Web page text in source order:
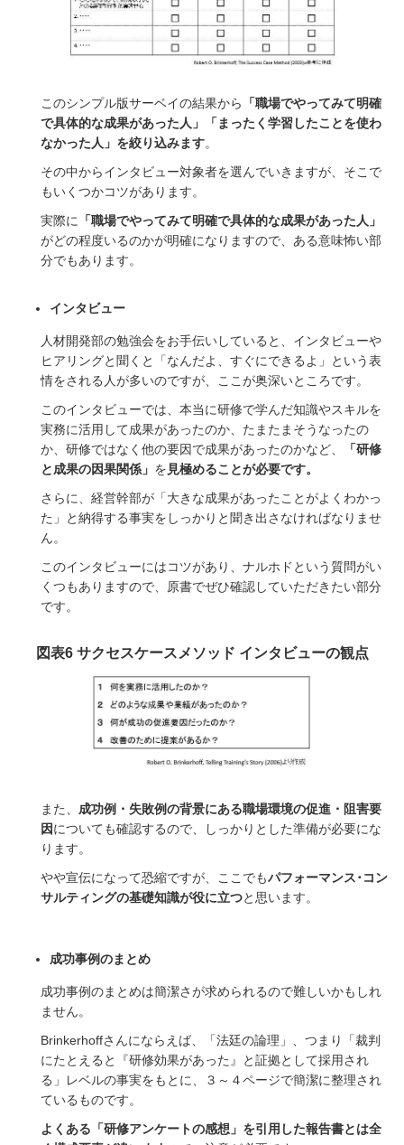
このシンプル版サーベイの結果から
「職場でやってみて明確
で具体的な成果があった人」「まったく学習したことを使わ
なかった人」を絞り込みます。
その中からインタビュー対象者を選んでいきますが、そこで
もいくつかコツがあります。
実際に 「職場でやってみて明確で具体的な成果があった人」
がどの程度いるのかが明確になりますので、ある意味怖い部
分でもあります。
インタビュー
人材開発部の勉強会をお手伝いしていると、インタビューや
ヒアリングと聞くと「なんだよ、すぐにできるよ」という表
情をされる人が多いのですが、ここが奥深いところです。
このインタビューでは、本当に研修で学んだ知識やスキルを
実務に活用して成果があったのか、たまたまそうなったの
か、研修ではなく他の要因で成果があったのかなど、
「研修
と成果の因果関係」 を見極めることが必要です。
さらに、経営幹部が「大きな成果があったことがよくわかっ
た」と納得する事実をしっかりと聞き出さなければなりませ
ん。
このインタビューにはコツがあり、ナルホドという質問がい
くつもありますので、原書でぜひ確認していただきたい部分
です。
図表6 サクセスケースメソッド インタビューの観点
また、 成功例・失敗例の背景にある職場環境の促進・阻害要
因についても確認するので、しっかりとした準備が必要にな
ります。
やや宣伝になって恐縮ですが、ここでもパフォーマンス･コン
サルティングの基礎知識が役に立つと思います。
成功事例のまとめ
成功事例のまとめは簡潔さが求められるので難しいかもしれ
ません。
Brinkerhoffさんにならえば、「法廷の論理」、つまり「裁判
にたとえると『研修効果があった』と証拠として採用され
る」レベルの事実をもとに、３～４ページで簡潔に整理され
ているものです。
よくある「研修アンケートの感想」を引用した報告書とは全